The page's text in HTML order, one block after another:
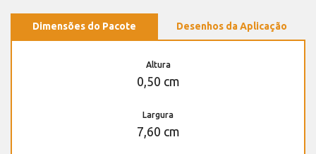
Dimensões do Pacote Desenhos da Aplicação
Altura
0,50 cm
Largura
7,60 cm